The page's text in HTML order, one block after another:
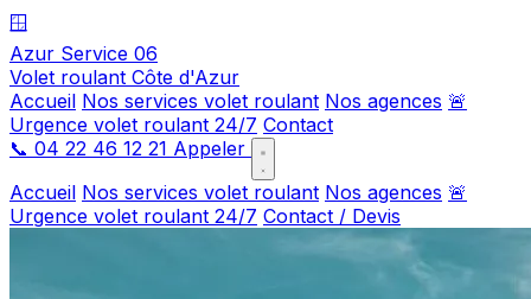
🪟
Azur Service 06
Volet roulant Côte d'Azur
Accueil Nos services volet roulant Nos agences 🚨
Urgence volet roulant 24/7 Contact
📞 04 22 46 12 21 Appeler
Accueil Nos services volet roulant Nos agences 🚨
Urgence volet roulant 24/7 Contact / Devis